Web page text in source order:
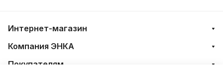
Интернет-магазин
Компания ЭНКА
Покупателям